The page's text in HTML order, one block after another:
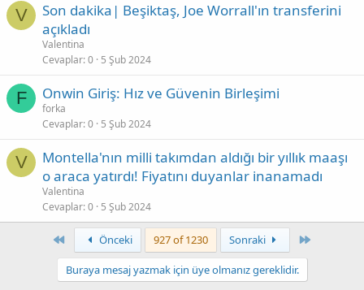
V
Son dakika| Beşiktaş, Joe Worrall'ın transferini
açıkladı
Valentina
Cevaplar 0 5 Şub 2024
F Onwin Giriş: Hız ve Güvenin Birleşimi
forka
Cevaplar 0 5 Şub 2024
V
Montella'nın milli takımdan aldığı bir yıllık maaşı
o araca yatırdı! Fiyatını duyanlar inanamadı
Valentina
Cevaplar 0 5 Şub 2024
First Önceki 927 of 1230 Sonraki
Buraya mesaj yazmak için üye olmanız gereklidir.